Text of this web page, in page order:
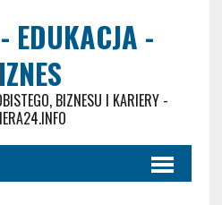
EDUKACJA -
BIZNESU I KARIERY -